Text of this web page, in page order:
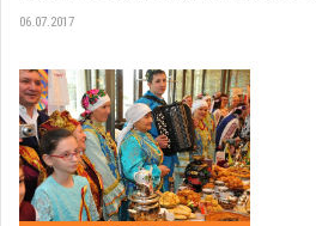
06.07.2017